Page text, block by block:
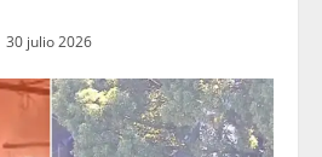
30 julio 2026